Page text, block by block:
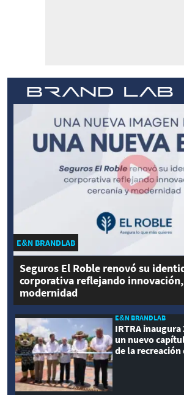
E&N BRANDLAB
Seguros El Roble renovó su
corporativa reflejando
modernidad
E&N BRANDLAB
IRTRA
un nuevo
de la